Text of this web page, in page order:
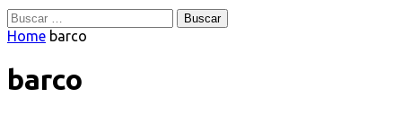
Buscar:
Home barco
barco